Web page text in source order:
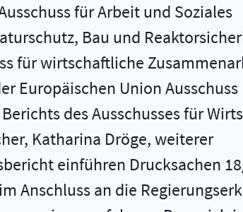
für Arbeit und Soziales
Bau und
für wirtschaftliche
Europäischen Union
des Ausschusses für
Katharina Dröge, weiterer
einführen Drucksachen
Anschluss an die